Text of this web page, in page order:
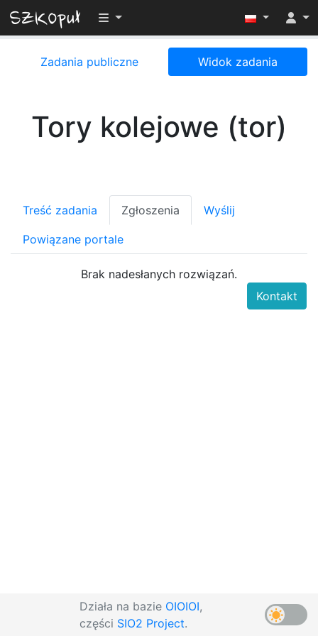
Przełącz widoczność menu
Zadania publiczne Widok zadania
Tory kolejowe (tor)
Treść zadania Zgłoszenia Wyślij
Powiązane portale
Brak nadesłanych rozwiązań.
Działa na bazie OIOIOI,
części SIO2 Project.
Kontakt